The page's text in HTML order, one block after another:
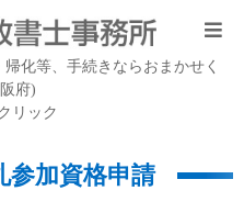
化等、手続きならおまかせく
府)
リック
参加資格申請